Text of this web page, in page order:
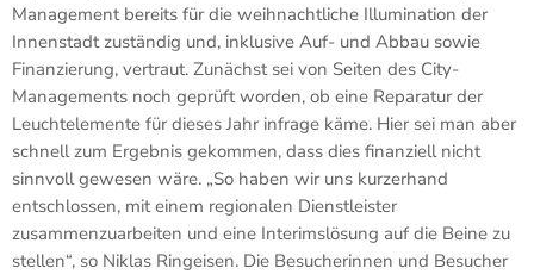
Management bereits für die weihnachtliche Illumination der
Innenstadt zuständig und, inklusive Auf- und Abbau sowie
Finanzierung, vertraut. Zunächst sei von Seiten des City-
Managements noch geprüft worden, ob eine Reparatur der
Leuchtelemente für dieses Jahr infrage käme. Hier sei man aber
schnell zum Ergebnis gekommen, dass dies finanziell nicht
sinnvoll gewesen wäre. „So haben wir uns kurzerhand
entschlossen, mit einem regionalen Dienstleister
zusammenzuarbeiten und eine Interimslösung auf die Beine zu
stellen“, so Niklas Ringeisen. Die Besucherinnen und Besucher